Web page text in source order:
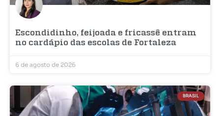
Escondidinho, feijoada e fricassê entram
no cardápio das escolas de Fortaleza
6 de agosto de 2026
BRASIL